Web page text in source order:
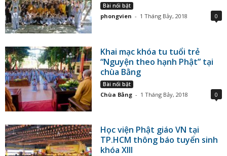
Bài nổi bật
phongvien - 1 Tháng Bảy, 2018 0
Khai mạc khóa tu tuổi trẻ
“Nguyện theo hạnh Phật” tại
chùa Bằng
Bài nổi bật
Chùa Bằng - 1 Tháng Bảy, 2018 0
Học viện Phật giáo VN tại
TP.HCM thông báo tuyển sinh
khóa XIII